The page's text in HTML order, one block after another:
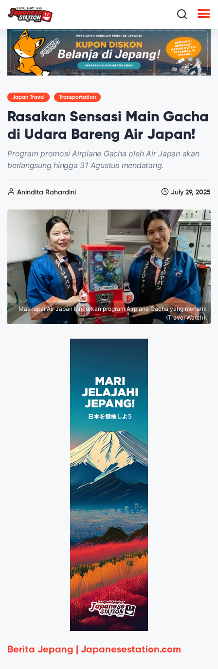
Japan Travel Transportation
Rasakan Sensasi Main Gacha
di Udara Bareng Air Japan!
Program promosi Airplane Gacha oleh Air Japan akan
berlangsung hingga 31 Agustus mendatang.
Anindita Rahardini July 29, 2025
Maskapai Air Japan luncurkan program Airplane Gacha yang menarik
(Travel Watch).
Berita Jepang | Japanesestation.com